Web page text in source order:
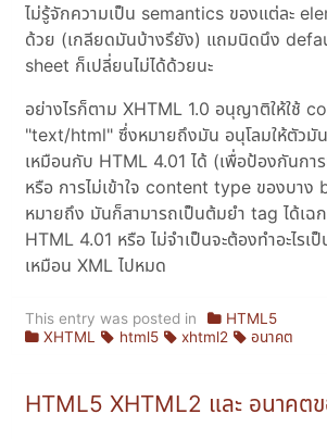
ไม่รู้จักความเป็น semantics ของแต่ละ
ด้วย (เกลียดมันบ้างรึยัง) แถมนิดนึง
sheet ก็เปลี่ยนไม่ได้ด้วยนะ
อย่างไรก็ตาม XHTML 1.0 อนุญาติให้ใช้
"text/html" ซึ่งหมายถึงมัน อนุโลมให้ตัวมัน
เหมือนกับ HTML 4.01 ได้ (เพื่อป้องกันก
หรือ การไม่เข้าใจ content type ของบา
หมายถึง มันก็สามารถเป็นต้มยำ tag ได้เฉ
HTML 4.01 หรือ ไม่จำเป็นจะต้องทำอะไร
เหมือน XML ไปหมด
This entry was posted in
HTML5
XHTML
html5 xhtml2 อนาคต
HTML5 XHTML2 และ อนาคตข